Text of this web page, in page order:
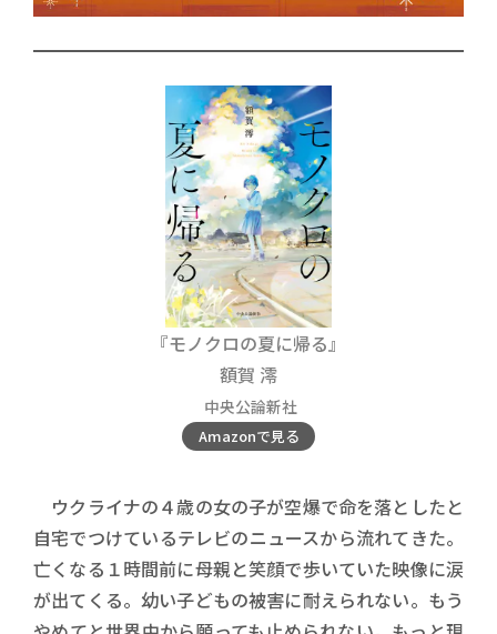
『モノクロの夏に帰る』
額賀 澪
中央公論新社
Amazonで見る
ウクライナの４歳の女の子が空爆で命を落としたと
自宅でつけているテレビのニュースから流れてきた。
亡くなる１時間前に母親と笑顔で歩いていた映像に涙
が出てくる。幼い子どもの被害に耐えられない。もう